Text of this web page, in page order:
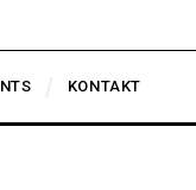
KONTAKT